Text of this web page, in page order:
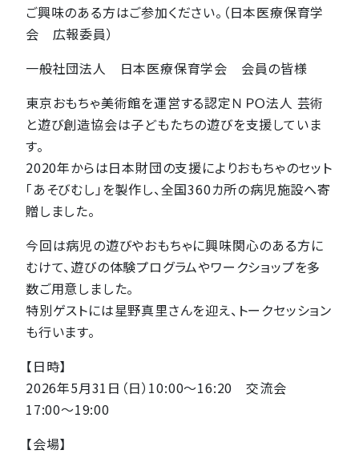
ご興味のある方はご参加ください。（日本医療保育学
会 広報委員）
一般社団法人 日本医療保育学会 会員の皆様
東京おもちゃ美術館を運営する認定ＮＰＯ法人 芸術
と遊び創造協会は子どもたちの遊びを支援していま
す。
2020年からは日本財団の支援によりおもちゃのセット
「あそびむし」を製作し、全国360カ所の病児施設へ寄
贈しました。
今回は病児の遊びやおもちゃに興味関心のある方に
むけて、遊びの体験プログラムやワークショップを多
数ご用意しました。
特別ゲストには星野真里さんを迎え、トークセッション
も行います。
【日時】
2026年5月31日（日）10:00〜16:20 交流会
17:00〜19:00
【会場】